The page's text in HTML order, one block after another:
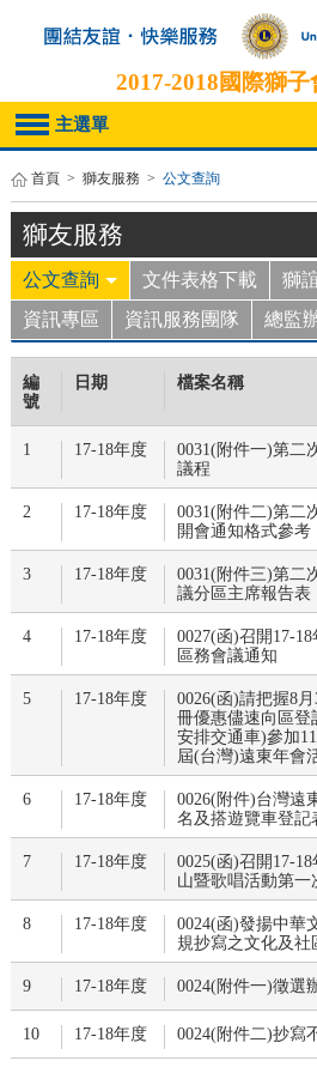
2017-2018國際獅
主選單
首頁 > 獅友服務 > 公文查詢
獅友服務
公文查詢 文件表格下載 獅
資訊專區
資訊服務團隊 總監
編
號
日期 檔案名稱
1 17-18年度
0031(附件一)第二
議程
2 17-18年度
0031(附件二)第二
開會通知格式參考
3 17-18年度
0031(附件三)第二
議分區主席報告表
4 17-18年度
0027(函)召開17-
區務會議通知
5 17-18年度
0026(函)請把握8
冊優惠儘速向區登
安排交通車)參加
屆(台灣)遠東年會
6 17-18年度
0026(附件)台灣遠
名及搭遊覽車登記
7 17-18年度
0025(函)召開17-
山暨歌唱活動第一
8 17-18年度
0024(函)發揚中華
規抄寫之文化及社
9 17-18年度 0024(附件一)徵選
10 17-18年度 0024(附件二)抄寫